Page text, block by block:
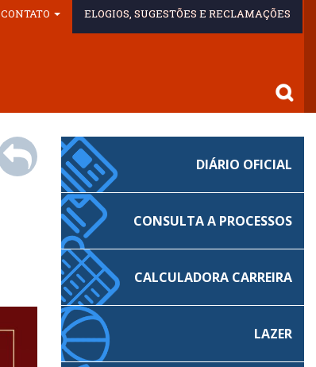
CONTATO ELOGIOS, SUGESTÕES E RECLAMAÇÕES
DIÁRIO OFICIAL
CONSULTA A PROCESSOS
CALCULADORA CARREIRA
LAZER